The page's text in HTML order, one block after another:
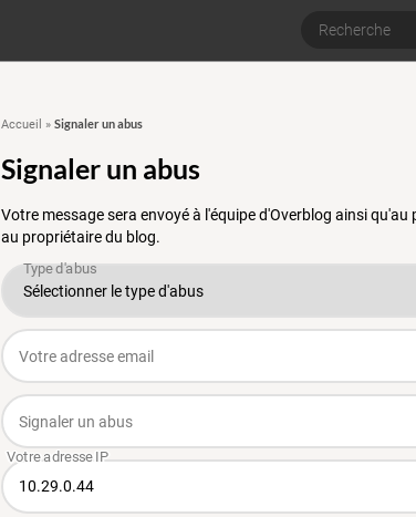
Accueil » Signaler un abus
Signaler un abus
Votre message sera envoyé à l'équipe d'Overblog ainsi
au propriétaire du blog.